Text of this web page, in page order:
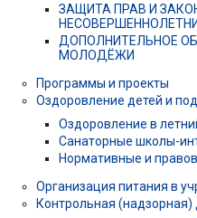
ЗАЩИТА ПРАВ И
ДОПОЛНИТЕЛЬНОЕ
МОЛОДЁЖИ
Программы и проекты
Оздоровление детей и
Оздоровление в
Санаторные школы-
Нормативные и
Организация питания в
Контрольная (надзорная)